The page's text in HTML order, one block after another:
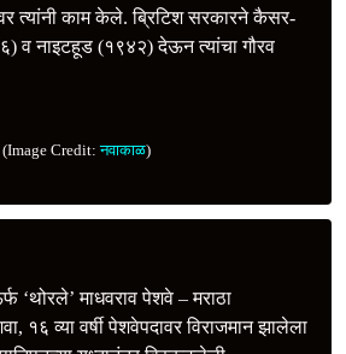
त्यांनी काम केले. ब्रिटिश सरकारने कैसर-
व नाइटहूड (१९४२) देऊन त्यांचा गौरव
(Image Credit:नवाकाळ)
‘थोरले’ माधवराव पेशवे – मराठा
१६ व्या वर्षी पेशवेपदावर विराजमान झालेला